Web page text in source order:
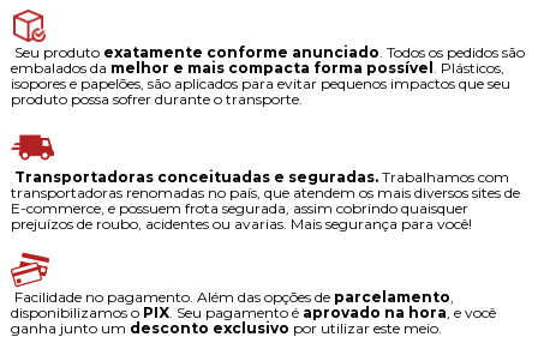
Seu produto exatamente conforme anunciado. Todos os pedidos são
embalados da melhor e mais compacta forma possível . Plásticos,
isopores e papelões, são aplicados para evitar pequenos impactos que seu
produto possa sofrer durante o transporte.
Transportadoras conceituadas e seguradas.Trabalhamos com
transportadoras renomadas no país, que atendem os mais diversos sites de
E-commerce, e possuem frota segurada, assim cobrindo quaisquer
prejuízos de roubo, acidentes ou avarias. Mais segurança para você!
Facilidade no pagamento. Além das opções de parcelamento,
disponibilizamos o PIX. Seu pagamento é aprovado na hora, e você
ganha junto um desconto exclusivo por utilizar este meio.